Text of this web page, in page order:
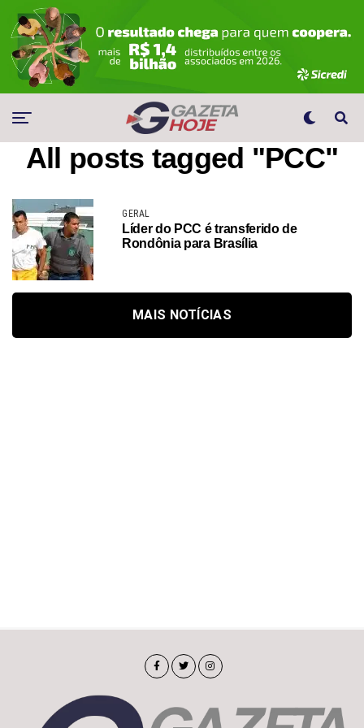
All posts tagged "PCC"
GERAL
Líder do PCC é transferido de
Rondônia para Brasília
MAIS NOTÍCIAS